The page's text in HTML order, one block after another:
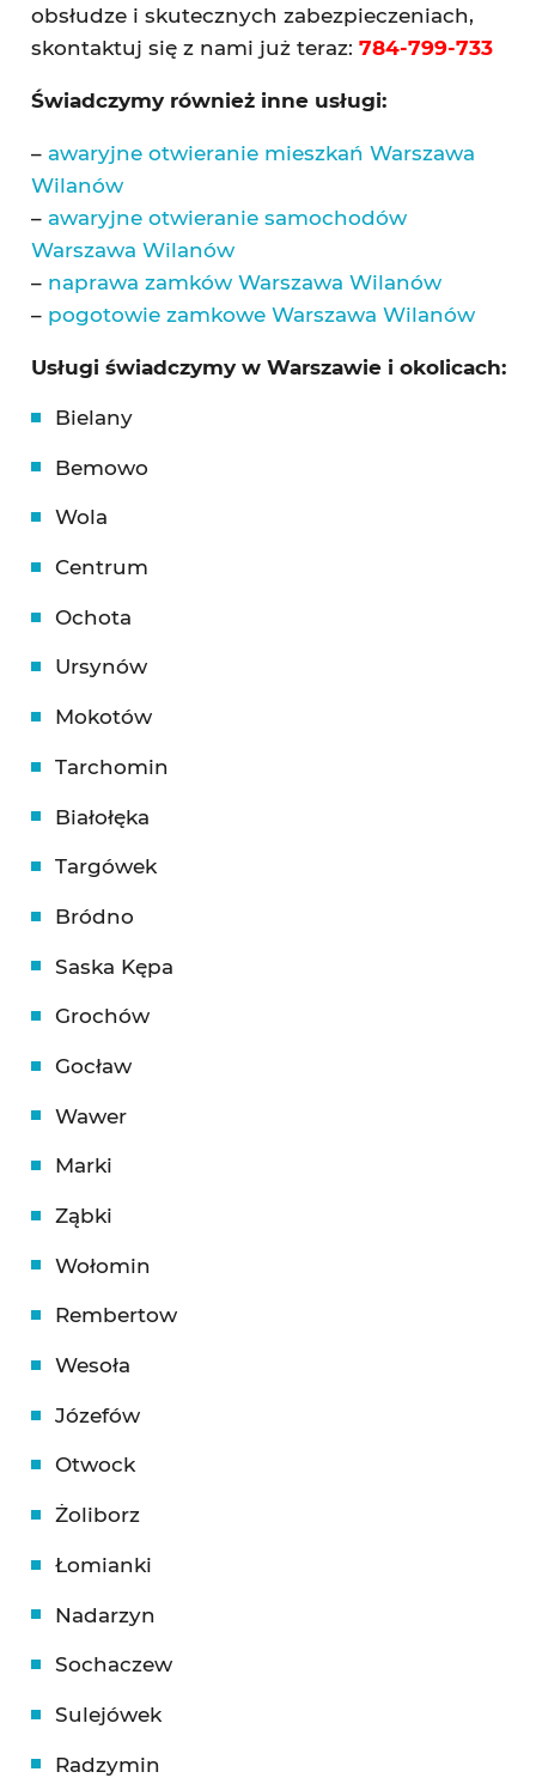
obsłudze i skutecznych zabezpieczeniach,
skontaktuj się z nami już teraz: 784-799-733
Świadczymy również inne usługi:
– awaryjne otwieranie mieszkań Warszawa
Wilanów
– awaryjne otwieranie samochodów
Warszawa Wilanów
– naprawa zamków Warszawa Wilanów
– pogotowie zamkowe Warszawa Wilanów
Usługi świadczymy w Warszawie i okolicach:
Bielany
Bemowo
Wola
Centrum
Ochota
Ursynów
Mokotów
Tarchomin
Białołęka
Targówek
Bródno
Saska Kępa
Grochów
Gocław
Wawer
Marki
Ząbki
Wołomin
Rembertow
Wesoła
Józefów
Otwock
Żoliborz
Łomianki
Nadarzyn
Sochaczew
Sulejówek
Radzymin